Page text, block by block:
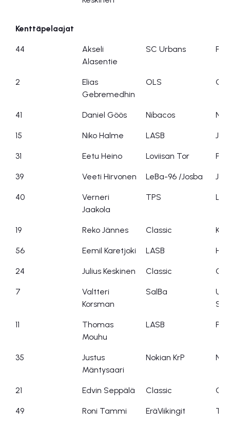
Kenttäpelaajat
44
Akseli
Alasentie
SC Urbans
2
Elias
Gebremedhin
OLS
41 Daniel Göös Nibacos
15 Niko Halme LASB
31 Eetu Heino Loviisan Tor
39 Veeti Hirvonen LeBa-96 /Josba
40
Verneri
Jaakola
TPS
19 Reko Jännes Classic
56 Eemil Karetjoki LASB
24 Julius Keskinen Classic
7
Valtteri
Korsman
SalBa
11
Thomas
Mouhu
LASB
35
Justus
Mäntysaari
Nokian KrP
21 Edvin Seppälä Classic
49 Roni Tammi EräViikingit